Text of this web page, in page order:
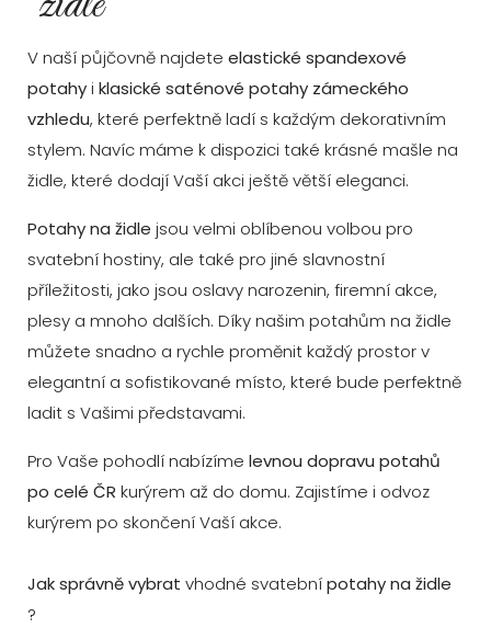
V naší půjčovně najdete elastické spandexové
potahyi klasické saténové potahy zámeckého
vzhledu, které perfektně ladí s každým dekorativním
stylem. Navíc máme k dispozici také krásné mašle na
židle, které dodají Vaší akci ještě větší eleganci.
Potahy na židle jsou velmi oblíbenou volbou pro
svatební hostiny, ale také pro jiné slavnostní
příležitosti, jako jsou oslavy narozenin, firemní akce,
plesy a mnoho dalších. Díky našim potahům na židle
můžete snadno a rychle proměnit každý prostor v
elegantní a sofistikované místo, které bude perfektně
ladit s Vašimi představami.
Pro Vaše pohodlí nabízíme levnou dopravu potahů
po celé ČR kurýrem až do domu. Zajistíme i odvoz
kurýrem po skončení Vaší akce.
Jak správně vybrat vhodné svatebnípotahy na židle
?